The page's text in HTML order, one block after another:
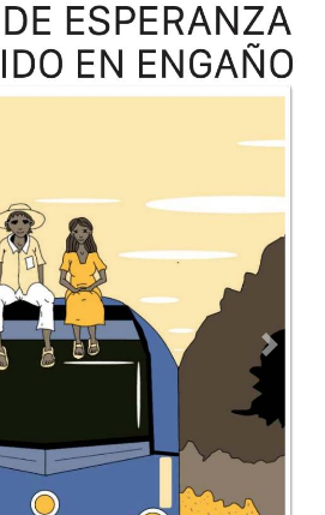
LOS SUPLEMENTOS
Aviso de privacidad
derechos reservados | La Jornada
Maya